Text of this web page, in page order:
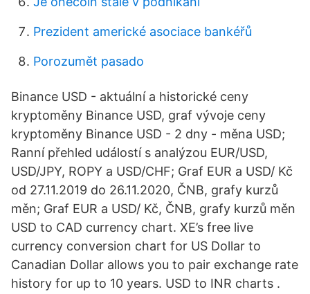
Prezident americké asociace bankéřů
Porozumět pasado
Binance USD - aktuální a historické ceny
kryptoměny Binance USD, graf vývoje ceny
kryptoměny Binance USD - 2 dny - měna USD;
Ranní přehled událostí s analýzou EUR/USD,
USD/JPY, ROPY a USD/CHF; Graf EUR a USD/ Kč
od 27.11.2019 do 26.11.2020, ČNB, grafy kurzů
měn; Graf EUR a USD/ Kč, ČNB, grafy kurzů měn
USD to CAD currency chart. XE’s free live
currency conversion chart for US Dollar to
Canadian Dollar allows you to pair exchange rate
history for up to 10 years. USD to INR charts .